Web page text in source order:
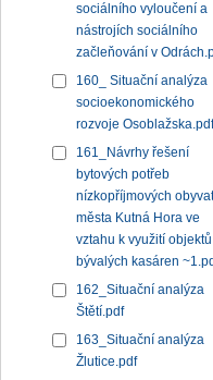
sociálního vyloučení a
nástrojích sociálního
začleňování v
160_ Situační analýza
socioekonomického
rozvoje Osoblažska.pdf
161_Návrhy řešení
bytových potřeb
nízkopříjmových
města Kutná Hora ve
vztahu k využití objektů
bývalých kasáren
162_Situační analýza
Štětí.pdf
163_Situační analýza
Žlutice.pdf